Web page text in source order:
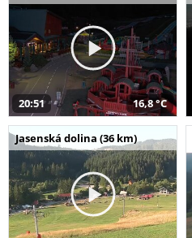
20:51 16,8 °C
Jasenská dolina (36 km)